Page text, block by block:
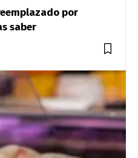
por
saber